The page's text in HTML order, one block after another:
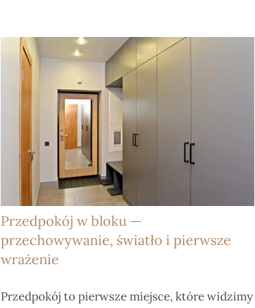
Przedpokój w bloku —
przechowywanie, światło i pierwsze
wrażenie
Przedpokój to pierwsze miejsce, które widzimy